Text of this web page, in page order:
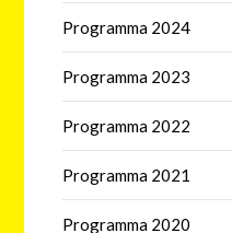
Programma 2024
Programma 2023
Programma 2022
Programma 2021
Programma 2020